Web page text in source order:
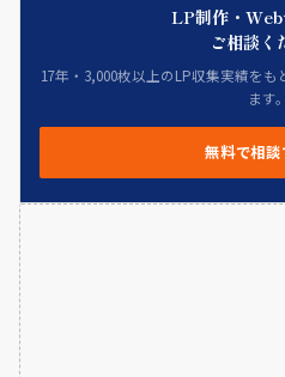
LP制作・
ご相談く
17年・3,000枚以上のLP収集実績を
ます。
無料で相